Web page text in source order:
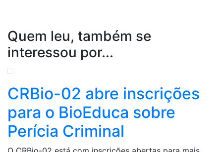
Quem leu, também se
interessou por...
CRBio-02 abre inscrições
para o BioEduca sobre
Perícia Criminal